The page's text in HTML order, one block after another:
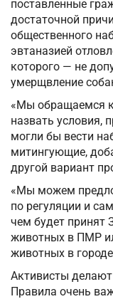
поставленные
достаточной
общественного
эвтаназией
которого — не
умерщвление
«Мы обращаемся к
назвать условия,
могли бы вести
митингующие,
другой вариант
«Мы можем
по регуляции и
чем будет принят
животных в ПМР
животных в
Активисты
Правила очень